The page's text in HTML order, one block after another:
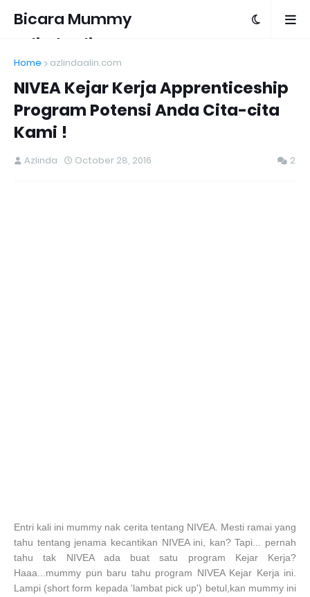
Bicara Mummy
Azlinda Alin
Home azlindaalin.com
NIVEA Kejar Kerja Apprenticeship
Program Potensi Anda Cita-cita
Kami !
Azlinda October 28, 2016 2
Entri kali ini mummy nak cerita tentang NIVEA. Mesti ramai yang
tahu tentang jenama kecantikan NIVEA ini, kan? Tapi... pernah
tahu tak NIVEA ada buat satu program Kejar Kerja?
Haaa...mummy pun baru tahu program NIVEA Kejar Kerja ini.
Lampi (short form kepada 'lambat pick up') betul,kan mummy ini